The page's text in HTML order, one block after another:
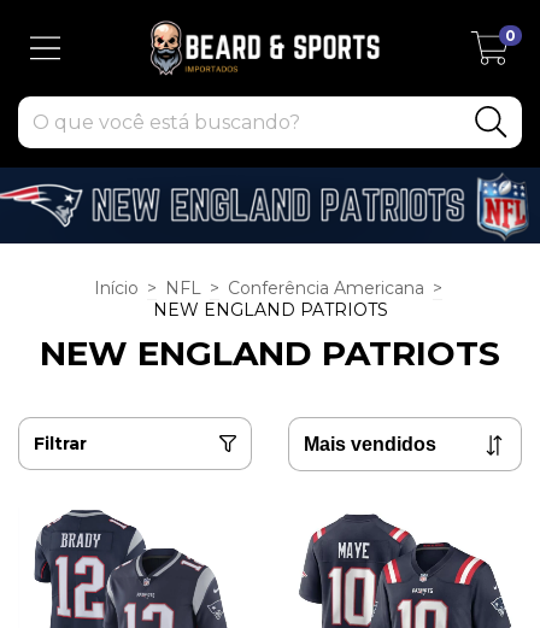
0
Início > NFL > Conferência Americana >
NEW ENGLAND PATRIOTS
NEW ENGLAND PATRIOTS
Filtrar